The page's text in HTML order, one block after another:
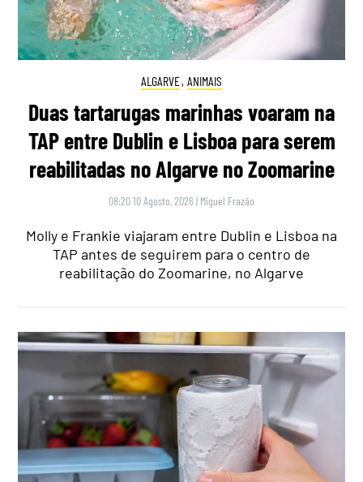
ALGARVE, ANIMAIS
Duas tartarugas marinhas voaram na
TAP entre Dublin e Lisboa para serem
reabilitadas no Algarve no Zoomarine
08:20 10 Agosto, 2026 | Miguel Frazão
Molly e Frankie viajaram entre Dublin e Lisboa na
TAP antes de seguirem para o centro de
reabilitação do Zoomarine, no Algarve